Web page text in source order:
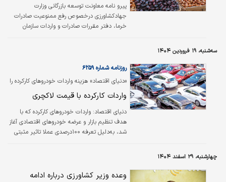
پیرو نامه معاونت توسعه بازرگانی وزارت
جهادکشاورزی درخصوص رفع ممنوعیت صادرات
خرما، دفتر مقررات صادرات و واردات سازمان
مقارن با ماه مبارک رمضان ممنوع شد و هم‌اکنون
جهادکشاورزی بخشنامه ممنوعیت صادرات خرما را
لغو کرد.
سه‌شنبه، ۱۹ فروردین ۱۴۰۴
«دنیای اقتصاد» هزینه واردات خودروهای کارکرده را
بررسی کرد؛
روزنامه شماره ۶۲۵۹
واردات کارکرده با قیمت لاکچری
دنیای اقتصاد: واردات خودروهای کارکرده که با
هدف تنظیم بازار و عرضه خودروهای اقتصادی آغاز
شد، به‌دلیل تعرفه ۱۰۰درصدی عملا تاثیر مثبتی
۲میلیارد تومان می‌رسد.
چهارشنبه، ۲۹ اسفند ۱۴۰۴
وعده وزیر کشاورزی درباره ادامه